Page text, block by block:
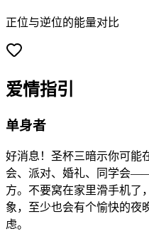
正位与逆位的能量对比
爱情指引
单身者
好消息！圣杯三暗示你可能
会、派对、婚礼、同学会
方。不要窝在家里滑手机了
象，至少也会有个愉快的夜
虑。